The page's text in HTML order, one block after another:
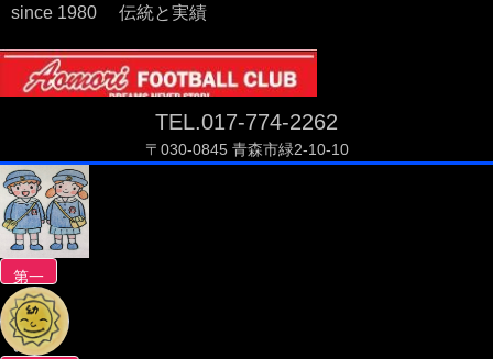
since 1980 伝統と実績
TEL.017-774-2262
〒030-0845 青森市緑2-10-10
第一
南幼
稚園
のホ